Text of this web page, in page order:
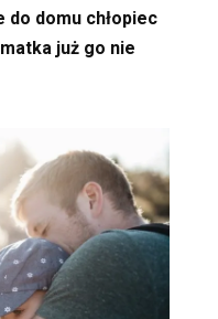
do domu chłopiec
już go nie